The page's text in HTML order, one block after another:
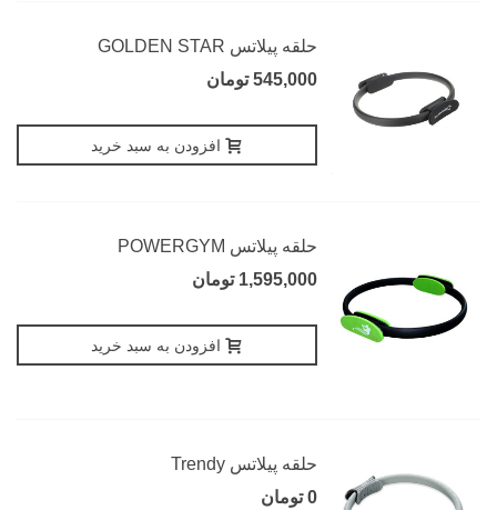
حلقه پیلاتس GOLDEN STAR
545,000 تومان
افزودن به سبد خرید
حلقه پیلاتس POWERGYM
1,595,000 تومان
افزودن به سبد خرید
حلقه پیلاتس Trendy
0 تومان